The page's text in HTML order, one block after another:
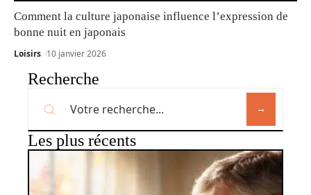
Comment la culture japonaise influence l’expression de
bonne nuit en japonais
Loisirs 10 janvier 2026
Recherche
Les plus récents